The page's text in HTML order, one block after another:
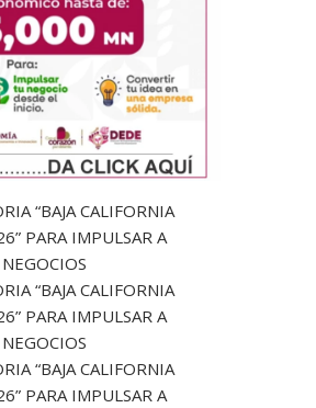
“BAJA CALIFORNIA
PARA IMPULSAR A
“BAJA CALIFORNIA
PARA IMPULSAR A
“BAJA CALIFORNIA
PARA IMPULSAR A